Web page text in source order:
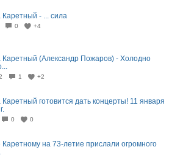
Каретный - ... сила
0 +4
Каретный (Александр Пожаров) - Холодно
1 +2
готовится дать концерты! 11 января
0 0
на 73-летие прислали огромного